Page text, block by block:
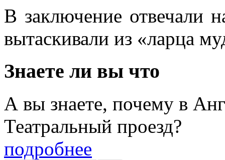
В заключение отвечали
вытаскивали из «ларца
Знаете ли вы что
А вы знаете, почему в
Театральный проезд?
подробнее